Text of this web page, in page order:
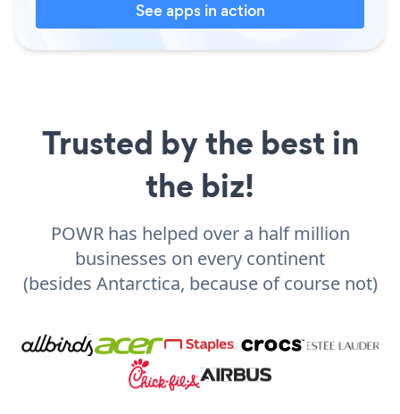
See apps in action
Trusted by the best in
the biz!
POWR has helped over a half million
businesses on every continent
(besides Antarctica, because of course not)